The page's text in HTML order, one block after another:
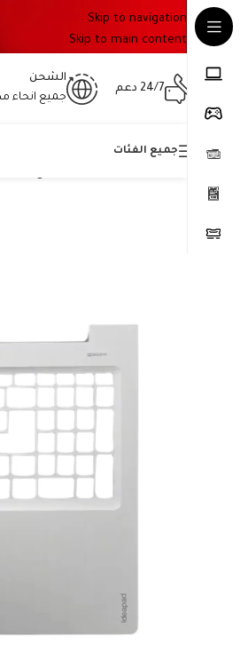
Skip to navigation
Skip to main content
24/7 دعم
الشحن
جميع انحاء
جميع الفئات